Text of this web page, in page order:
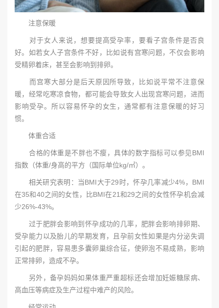
注意保暖
对于女人来说，想要提高受孕率，要看子宫条件是否良
好。如若女人子宫条件不好，比如说有宫寒问题，不仅会影响
受精卵着床，甚至会影响到排卵。
而宫寒大部分是后天原因所导致，比如说平常不注意保
暖，经常吃寒凉食物，都可能会导致女人出现宫寒问题，进而
影响受孕。所以容易怀孕的女生，通常都有注意保暖的好习
惯。
体重合适
合格的体重是不胖也不瘦，具体的数字指标可以参见BMI
指数（体重/身高的平方（国际单位kg/㎡）。
相关研究表明：当BMI大于29时，怀孕几率减少4%，BMI
在35和40之间的女性，比BMI在21和29之间的女性怀孕机会减
少26%-43%。
过于肥胖会影响到怀孕成功的几率，肥胖会影响排卵期、
受孕能力以及胎儿的早期发育，且孕前女性如果是内分泌失调
引起的肥胖，容易患多囊卵巢综合征，使卵泡不易成熟，影响
正常排卵，造成不孕。
另外，备孕妈妈如果体重严重超标还会增加妊娠糖尿病、
高血压等病症及生产过程中难产的风险。